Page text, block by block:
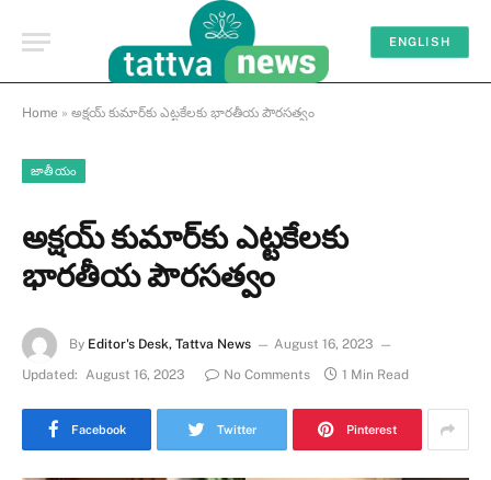
ENGLISH
Home » అక్షయ్ కుమార్‌కు ఎట్టకేలకు భారతీయ పౌరసత్వం
జాతీయం
అక్షయ్ కుమార్‌కు ఎట్టకేలకు
భారతీయ పౌరసత్వం
By Editor's Desk, Tattva News
August 16, 2023
Updated: August 16, 2023 No Comments 1 Min Read
Facebook Twitter Pinterest